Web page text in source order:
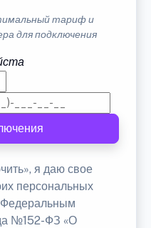
тариф и
для подключения
я даю свое
персональных
Федеральным
№152-ФЗ «О